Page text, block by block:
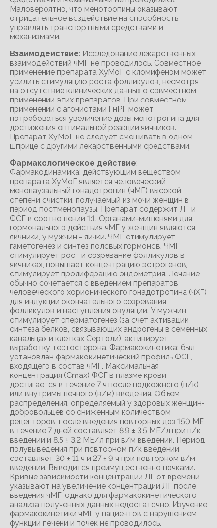
Маловероятно, что менотропины оказывают
отрицательное воздействие на способность
управлять транспортными средствами и
механизмами.
Взаимодействие: Исследование лекарственных
взаимодействий чМГ не проводилось. Совместное
применение препарата ХуМоГ с кломифеном может
усилить стимуляцию роста фолликулов, несмотря
на отсутствие клинических данных о совместном
применении этих препаратов. При совместном
применении с агонистами ГнРГ может
потребоваться увеличение дозы менотропина для
достижения оптимальной реакции яичников.
Препарат ХуМоГ не следует смешивать в одном
шприце с другими лекарственными средствами.
Фармакологическое действие:
Фармакодинамика: действующим веществом
препарата ХуМоГ является человеческий
менопаузальный гонадотропин (чМГ) высокой
степени очистки, получаемый из мочи женщин в
период постменопаузы. Препарат содержит ЛГ и
ФСГ в соотношении 1:1. Органами-мишенями для
гормонального действия чМГ у женщин являются
яичники, у мужчин - яички. ЧМГ стимулирует
гаметогенез и синтез половых гормонов. ЧМГ
стимулирует рост и созревание фолликулов в
яичниках, повышает концентрацию эстрогенов,
стимулирует пролиферацию эндометрия. Лечение
обычно сочетается с введением препаратов
человеческого хорионического гонадотропина (чХГ)
для индукции окончательного созревания
фолликулов и наступления овуляции. У мужчин
стимулирует сперматогенез (за счет активации
синтеза белков, связывающих андрогены в семенных
канальцах и клетках Сертоли), активирует
выработку тестостерона. Фармакокинетика: был
установлен фармакокинетический профиль ФСГ,
входящего в состав чМГ. Максимальная
концентрация (Сmах) ФСГ в плазме крови
достигается в течение 7 ч после подкожного (п/к)
или внутримышечного (в/м) введения. Объем
распределения, определяемый у здоровых женщин-
добровольцев со сниженным количеством
рецепторов, после введения повторных доз 150 ME
в течение 7 дней составляет 8,9 ± 3,5 МЕ/л при п/к
введении и 8,5 ± 3,2 МЕ/л при в/м введении. Период
полувыведения при повторном п/к введении
составляет 30 ± 11 ч и 27 ± 9 ч при повторном в/м
введении. Выводится преимущественно почками.
Кривые зависимости концентрации ЛГ от времени
указывают на увеличение концентрации ЛГ после
введения чМГ, однако для фармакокинетического
анализа полученных данных недостаточно. Изучение
фармакокинетики чМГ у пациентов с нарушением
функции печени и почек не проводилось.